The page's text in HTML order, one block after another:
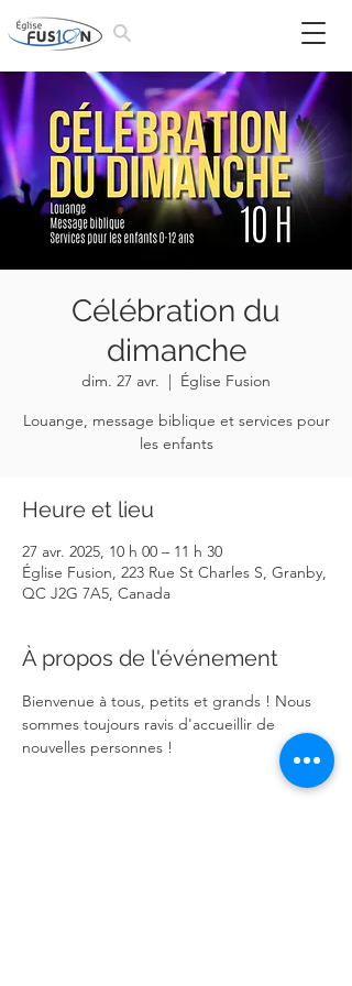
Célébration du
dimanche
dim. 27 avr.
  |
Église Fusion
Louange, message biblique et services pour
les enfants
Heure et lieu
27 avr. 2025, 10 h 00 – 11 h 30
Église Fusion, 223 Rue St Charles S, Granby,
QC J2G 7A5, Canada
À propos de l'événement
Bienvenue à tous, petits et grands ! Nous
sommes toujours ravis d'accueillir de
nouvelles personnes !